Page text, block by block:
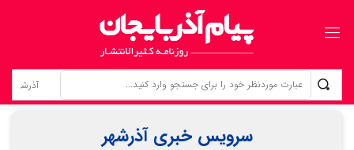
زنانی که بی‌نام، تبریز را ساخته‌اند ردپای زنان گمنام؛ از «کلانترخانیم»ها تا «عموم نسوان» در اسناد مشروطه
سرویس خبری آذرشهر